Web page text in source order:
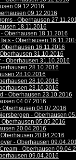
09.12.2016
09.12.2016
- Oberhausen
18.11.2016
Oberhausen 18.11.2016
- Oberhausen
16.11.2016
31.10.2016
- Oberhausen 31.10.2016
28.10.2016
28.10.2016
28.10.2016
23.10.2016
- Oberhausen 23.10.2016
04.07.2016
Oberhausen 04.07.2016
- Oberhausen
Oberhausen 05.05.2016
20.04.2016
20.04.2016
- Oberhausen
- Oberhausen
09.04.2016